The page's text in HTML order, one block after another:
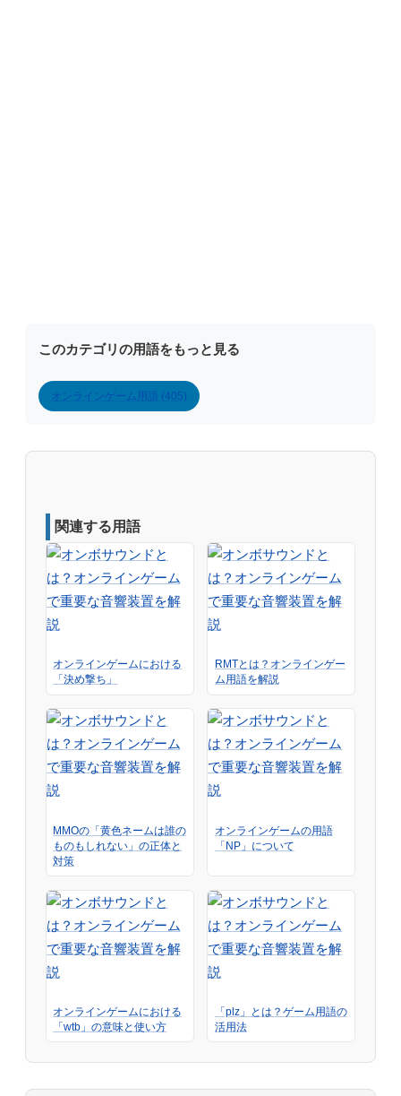
このカテゴリの用語をもっと見る
オンラインゲーム用語 (405)
関連する用語
オンラインゲームにおける
「決め撃ち」
RMTとは？オンラインゲー
ム用語を解説
MMOの「黄色ネームは誰の
ものもしれない」の正体と
対策
オンラインゲームの用語
「NP」について
オンラインゲームにおける
「wtb」の意味と使い方
「plz」とは？ゲーム用語の
活用法